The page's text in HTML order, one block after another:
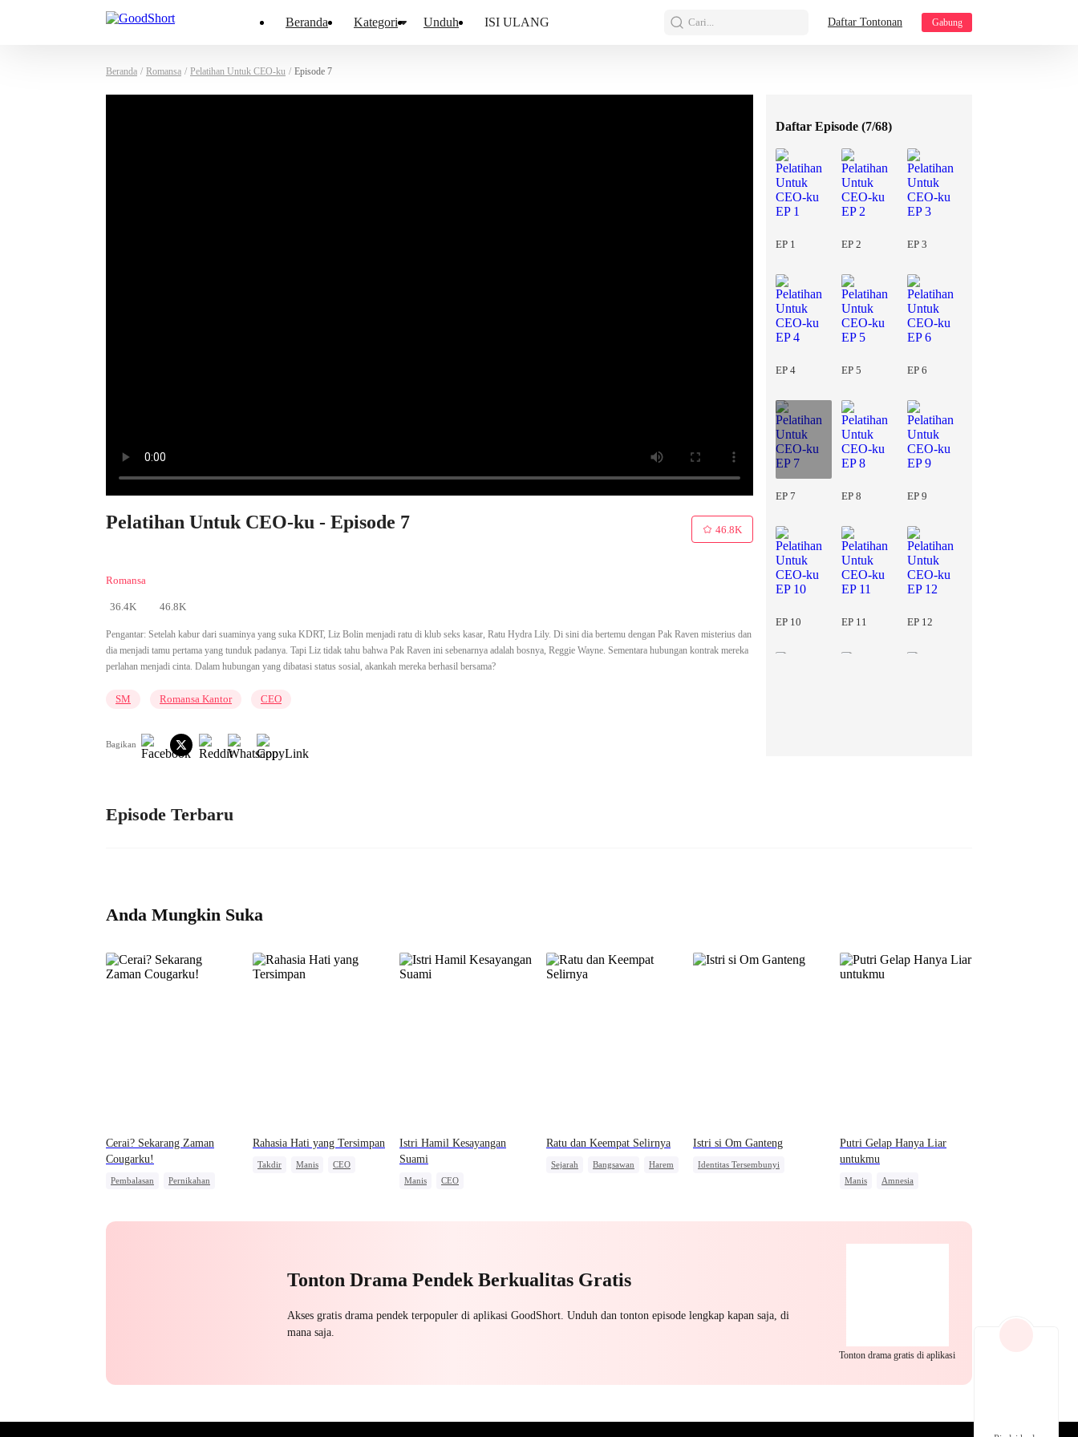
Beranda Kategori Unduh ISI ULANG Cari... Daftar Tontonan Gabung
Beranda / Romansa / Pelatihan Untuk CEO-ku / Episode 7
Pelatihan Untuk CEO-ku - Episode 7
Romansa
36.4K 46.8K
46.8K
Pengantar: Setelah kabur dari suaminya yang suka KDRT, Liz Bolin menjadi ratu di klub seks kasar, Ratu Hydra Lily. Di sini dia bertemu dengan Pak Raven misterius dan
dia menjadi tamu pertama yang tunduk padanya. Tapi Liz tidak tahu bahwa Pak Raven ini sebenarnya adalah bosnya, Reggie Wayne. Sementara hubungan kontrak mereka
perlahan menjadi cinta. Dalam hubungan yang dibatasi status sosial, akankah mereka berhasil bersama?
SM Romansa Kantor CEO
Bagikan
Daftar Episode (7/68)
EP 1 EP 2 EP 3
EP 4 EP 5 EP 6
EP 7 EP 8 EP 9
EP 10 EP 11 EP 12
Episode Terbaru
Anda Mungkin Suka
Cerai? Sekarang Zaman
Cougarku!
Pembalasan
Pernikahan
Rahasia Hati yang Tersimpan
Takdir Manis
CEO
Istri Hamil Kesayangan
Suami
Manis
CEO
Ratu dan Keempat Selirnya
Sejarah Bangsawan Harem
Istri si Om Ganteng
Identitas Tersembunyi
Putri Gelap Hanya Liar
untukmu
Manis
Amnesia
Tonton Drama Pendek Berkualitas Gratis
Akses gratis drama pendek terpopuler di aplikasi GoodShort. Unduh dan tonton episode lengkap kapan saja, di
mana saja.
Tonton drama gratis di aplikasi